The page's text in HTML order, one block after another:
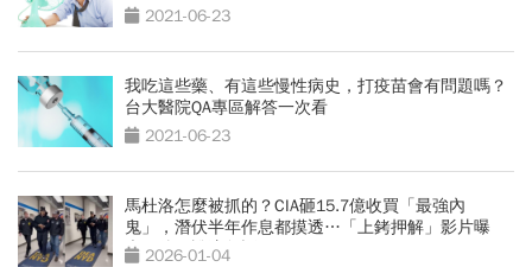
2021-06-23
我吃這些藥、有這些慢性病史，打疫苗會有問題嗎？
台大醫院QA專區解答一次看
2021-06-23
馬杜洛怎麼被抓的？CIA砸15.7億收買「最強內
鬼」，潛伏半年作息都摸透…「上銬押解」影片曝
光，他只說這句話
2026-01-04